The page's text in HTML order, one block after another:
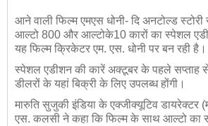
आने वाली फिल्म एमएस धोनी- दि अनटोल्ड
आल्टो 800 और आल्टोके10 कारों का स्पेशल
यह फिल्म क्रिकेटर एम. एस. धोनी पर बन रही है।
स्पेशल एडीशन की कारें अक्टूबर के पहले सप्ताह
डीलरों के यहां बिक्री के लिए उपलब्ध होंगी।
मारुति सुजुकी इंडिया के एक्जीक्यूटिव डायरेक्टर
एस. कलसी ने कहा कि फिल्म के साथ आल्टो का